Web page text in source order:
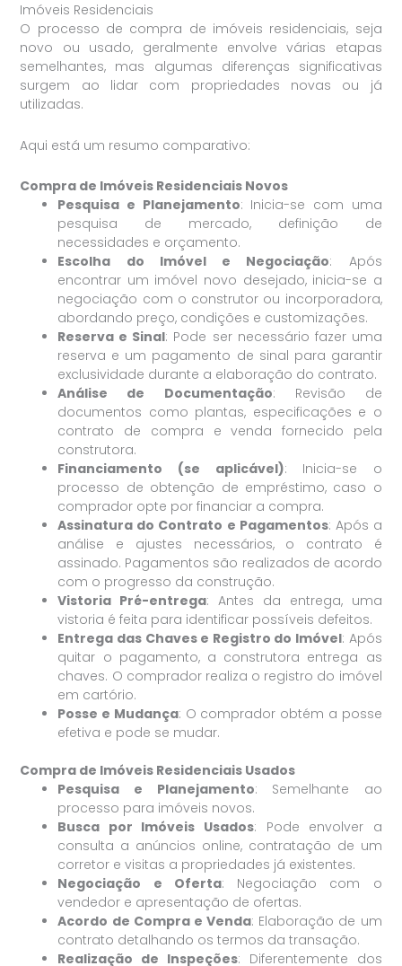
Imóveis Residenciais
O processo de compra de imóveis residenciais, seja
novo ou usado, geralmente envolve várias etapas
semelhantes, mas algumas diferenças significativas
surgem ao lidar com propriedades novas ou já
utilizadas.
Aqui está um resumo comparativo:
Compra de Imóveis Residenciais Novos
Pesquisa e Planejamento: Inicia-se com uma
pesquisa de mercado, definição de
necessidades e orçamento.
Escolha do Imóvel e Negociação: Após
encontrar um imóvel novo desejado, inicia-se a
negociação com o construtor ou incorporadora,
abordando preço, condições e customizações.
Reserva e Sinal: Pode ser necessário fazer uma
reserva e um pagamento de sinal para garantir
exclusividade durante a elaboração do contrato.
Análise de Documentação: Revisão de
documentos como plantas, especificações e o
contrato de compra e venda fornecido pela
construtora.
Financiamento (se aplicável): Inicia-se o
processo de obtenção de empréstimo, caso o
comprador opte por financiar a compra.
Assinatura do Contrato e Pagamentos: Após a
análise e ajustes necessários, o contrato é
assinado. Pagamentos são realizados de acordo
com o progresso da construção.
Vistoria Pré-entrega: Antes da entrega, uma
vistoria é feita para identificar possíveis defeitos.
Entrega das Chaves e Registro do Imóvel: Após
quitar o pagamento, a construtora entrega as
chaves. O comprador realiza o registro do imóvel
em cartório.
Posse e Mudança: O comprador obtém a posse
efetiva e pode se mudar.
Compra de Imóveis Residenciais Usados
Pesquisa e Planejamento: Semelhante ao
processo para imóveis novos.
Busca por Imóveis Usados: Pode envolver a
consulta a anúncios online, contratação de um
corretor e visitas a propriedades já existentes.
Negociação e Oferta: Negociação com o
vendedor e apresentação de ofertas.
Acordo de Compra e Venda: Elaboração de um
contrato detalhando os termos da transação.
Realização de Inspeções: Diferentemente dos